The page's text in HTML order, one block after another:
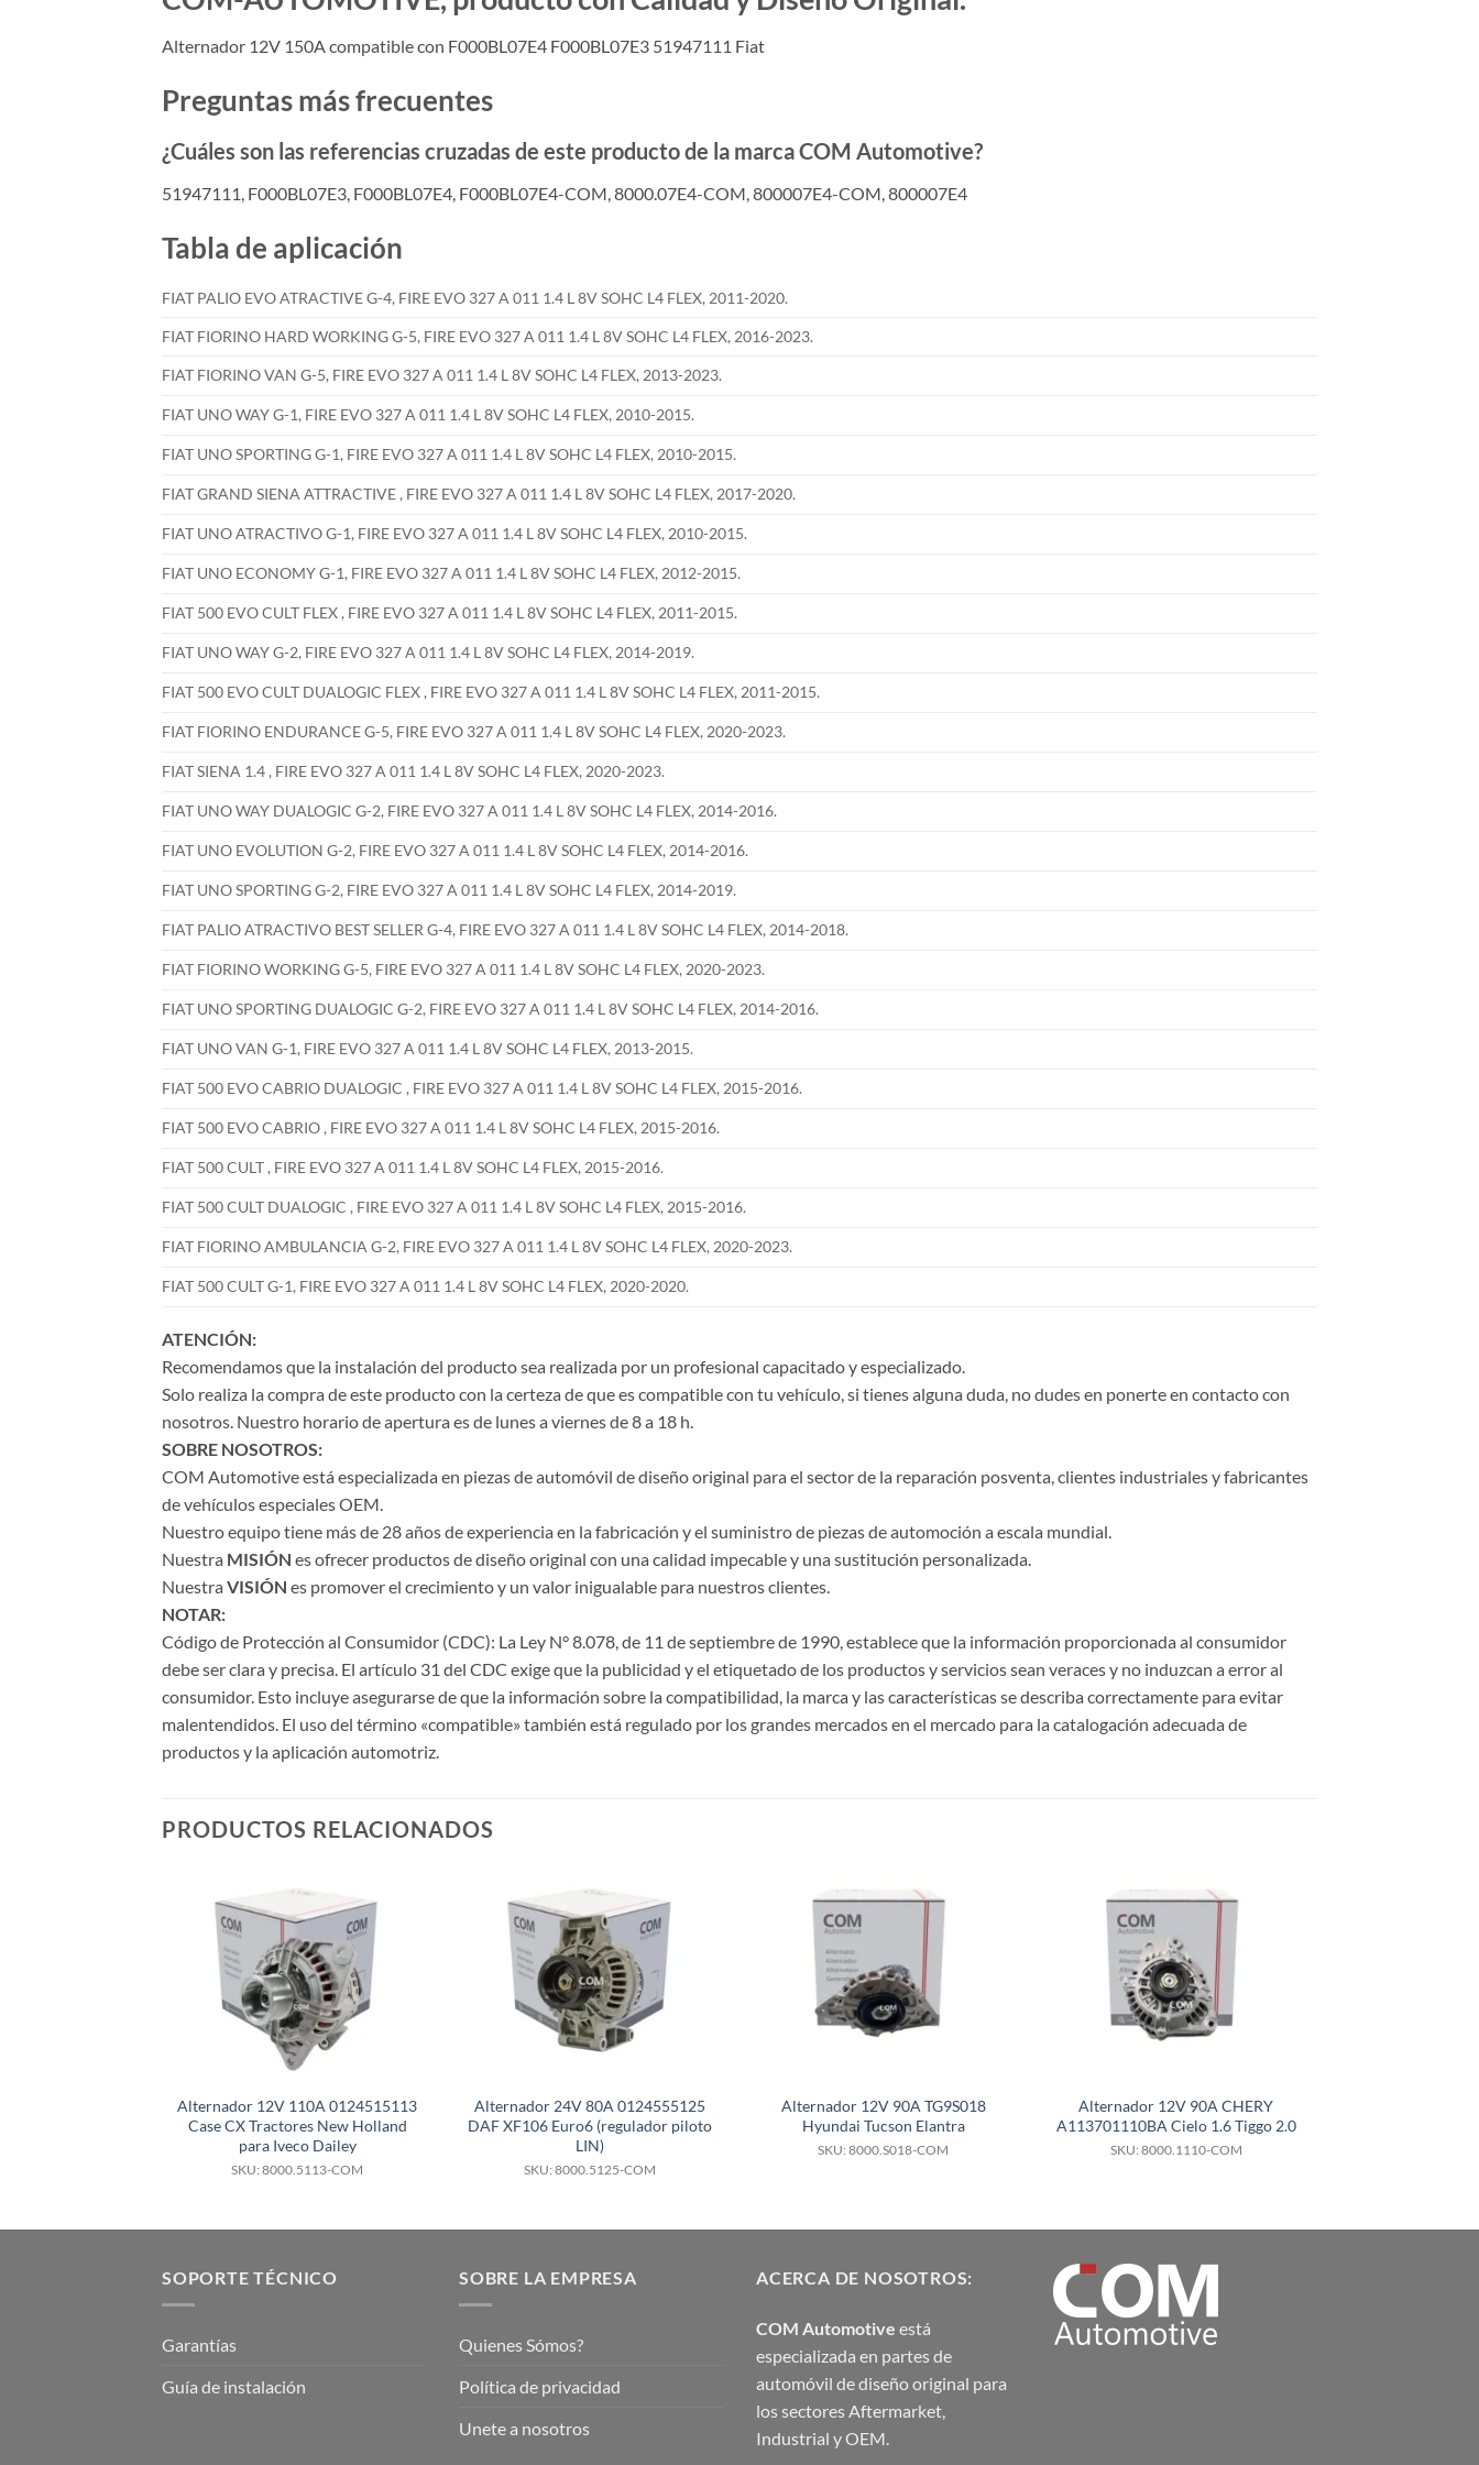
Alternador 12V 150A compatible con F000BL07E4 F000BL07E3 51947111 Fiat
Preguntas más frecuentes
¿Cuáles son las referencias cruzadas de este producto de la marca COM Automotive?
51947111, F000BL07E3, F000BL07E4, F000BL07E4-COM, 8000.07E4-COM, 800007E4-COM, 800007E4
Tabla de aplicación
FIAT PALIO EVO ATRACTIVE G-4, FIRE EVO 327 A 011 1.4 L 8V SOHC L4 FLEX, 2011-2020.
FIAT FIORINO HARD WORKING G-5, FIRE EVO 327 A 011 1.4 L 8V SOHC L4 FLEX, 2016-2023.
FIAT FIORINO VAN G-5, FIRE EVO 327 A 011 1.4 L 8V SOHC L4 FLEX, 2013-2023.
FIAT UNO WAY G-1, FIRE EVO 327 A 011 1.4 L 8V SOHC L4 FLEX, 2010-2015.
FIAT UNO SPORTING G-1, FIRE EVO 327 A 011 1.4 L 8V SOHC L4 FLEX, 2010-2015.
FIAT GRAND SIENA ATTRACTIVE , FIRE EVO 327 A 011 1.4 L 8V SOHC L4 FLEX, 2017-2020.
FIAT UNO ATRACTIVO G-1, FIRE EVO 327 A 011 1.4 L 8V SOHC L4 FLEX, 2010-2015.
FIAT UNO ECONOMY G-1, FIRE EVO 327 A 011 1.4 L 8V SOHC L4 FLEX, 2012-2015.
FIAT 500 EVO CULT FLEX , FIRE EVO 327 A 011 1.4 L 8V SOHC L4 FLEX, 2011-2015.
FIAT UNO WAY G-2, FIRE EVO 327 A 011 1.4 L 8V SOHC L4 FLEX, 2014-2019.
FIAT 500 EVO CULT DUALOGIC FLEX , FIRE EVO 327 A 011 1.4 L 8V SOHC L4 FLEX, 2011-2015.
FIAT FIORINO ENDURANCE G-5, FIRE EVO 327 A 011 1.4 L 8V SOHC L4 FLEX, 2020-2023.
FIAT SIENA 1.4 , FIRE EVO 327 A 011 1.4 L 8V SOHC L4 FLEX, 2020-2023.
FIAT UNO WAY DUALOGIC G-2, FIRE EVO 327 A 011 1.4 L 8V SOHC L4 FLEX, 2014-2016.
FIAT UNO EVOLUTION G-2, FIRE EVO 327 A 011 1.4 L 8V SOHC L4 FLEX, 2014-2016.
FIAT UNO SPORTING G-2, FIRE EVO 327 A 011 1.4 L 8V SOHC L4 FLEX, 2014-2019.
FIAT PALIO ATRACTIVO BEST SELLER G-4, FIRE EVO 327 A 011 1.4 L 8V SOHC L4 FLEX, 2014-2018.
FIAT FIORINO WORKING G-5, FIRE EVO 327 A 011 1.4 L 8V SOHC L4 FLEX, 2020-2023.
FIAT UNO SPORTING DUALOGIC G-2, FIRE EVO 327 A 011 1.4 L 8V SOHC L4 FLEX, 2014-2016.
FIAT UNO VAN G-1, FIRE EVO 327 A 011 1.4 L 8V SOHC L4 FLEX, 2013-2015.
FIAT 500 EVO CABRIO DUALOGIC , FIRE EVO 327 A 011 1.4 L 8V SOHC L4 FLEX, 2015-2016.
FIAT 500 EVO CABRIO , FIRE EVO 327 A 011 1.4 L 8V SOHC L4 FLEX, 2015-2016.
FIAT 500 CULT , FIRE EVO 327 A 011 1.4 L 8V SOHC L4 FLEX, 2015-2016.
FIAT 500 CULT DUALOGIC , FIRE EVO 327 A 011 1.4 L 8V SOHC L4 FLEX, 2015-2016.
FIAT FIORINO AMBULANCIA G-2, FIRE EVO 327 A 011 1.4 L 8V SOHC L4 FLEX, 2020-2023.
FIAT 500 CULT G-1, FIRE EVO 327 A 011 1.4 L 8V SOHC L4 FLEX, 2020-2020.
ATENCIÓN:
Recomendamos que la instalación del producto sea realizada por un profesional capacitado y especializado.
Solo realiza la compra de este producto con la certeza de que es compatible con tu vehículo, si tienes alguna duda, no dudes en ponerte en contacto con
nosotros. Nuestro horario de apertura es de lunes a viernes de 8 a 18 h.
SOBRE NOSOTROS:
COM Automotive está especializada en piezas de automóvil de diseño original para el sector de la reparación posventa, clientes industriales y fabricantes
de vehículos especiales OEM.
Nuestro equipo tiene más de 28 años de experiencia en la fabricación y el suministro de piezas de automoción a escala mundial.
Nuestra MISIÓN es ofrecer productos de diseño original con una calidad impecable y una sustitución personalizada.
Nuestra VISIÓN es promover el crecimiento y un valor inigualable para nuestros clientes.
NOTAR:
Código de Protección al Consumidor (CDC): La Ley N° 8.078, de 11 de septiembre de 1990, establece que la información proporcionada al consumidor
debe ser clara y precisa. El artículo 31 del CDC exige que la publicidad y el etiquetado de los productos y servicios sean veraces y no induzcan a error al
consumidor. Esto incluye asegurarse de que la información sobre la compatibilidad, la marca y las características se describa correctamente para evitar
malentendidos. El uso del término «compatible» también está regulado por los grandes mercados en el mercado para la catalogación adecuada de
productos y la aplicación automotriz.
PRODUCTOS RELACIONADOS
Alternador 12V 110A 0124515113
Case CX Tractores New Holland
para Iveco Dailey
SKU: 8000.5113-COM
Alternador 24V 80A 0124555125
DAF XF106 Euro6 (regulador piloto
LIN)
SKU: 8000.5125-COM
Alternador 12V 90A TG9S018
Hyundai Tucson Elantra
SKU: 8000.S018-COM
Alternador 12V 90A CHERY
A113701110BA Cielo 1.6 Tiggo 2.0
SKU: 8000.1110-COM
SOPORTE TÉCNICO
Garantías
Guía de instalación
SOBRE LA EMPRESA
Quienes Sómos?
Política de privacidad
Unete a nosotros
ACERCA DE NOSOTROS:
COM Automotive está
especializada en partes de
automóvil de diseño original para
los sectores Aftermarket,
Industrial y OEM.